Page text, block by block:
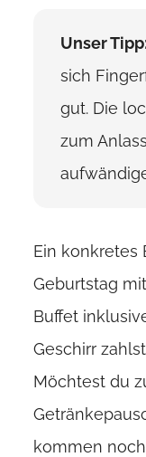
Unser
sich
gut. Die
zum
Ein konkretes
Geburtstag
Buffet
Geschirr
Möchtest du
kommen